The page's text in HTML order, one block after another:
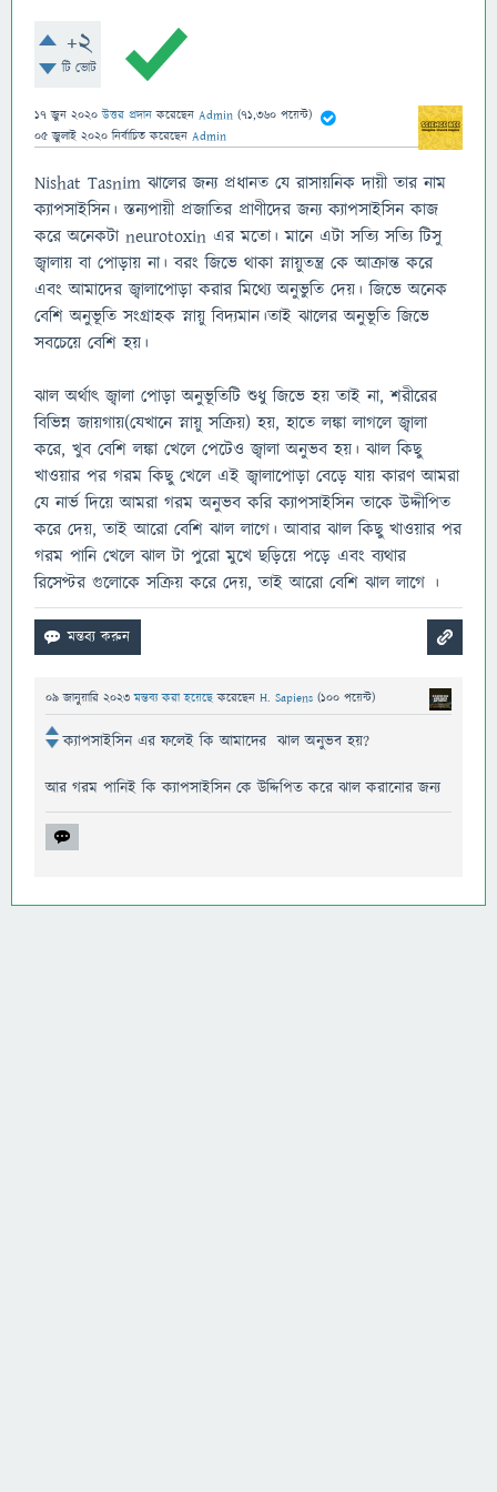
+2
টি ভোট
17 জুন 2020 উত্তর প্রদান করেছেন Admin (71,360 পয়েন্ট)
05 জুলাই 2020 নির্বাচিত করেছেন Admin
Nishat Tasnim ঝালের জন্য প্রধানত যে রাসায়নিক দায়ী তার নাম
ক্যাপসাইসিন। স্তন্যপায়ী প্রজাতির প্রাণীদের জন্য ক্যাপসাইসিন কাজ
করে অনেকটা neurotoxin এর মতো। মানে এটা সত্যি সত্যি টিসু
জ্বালায় বা পোড়ায় না। বরং জিভে থাকা স্নায়ুতন্ত্র কে আক্রান্ত করে
এবং আমাদের জ্বালাপোড়া করার মিথ্যে অনুভুতি দেয়। জিভে অনেক
বেশি অনুভূতি সংগ্রাহক স্নায়ু বিদ্যমান।তাই ঝালের অনুভূতি জিভে
সবচেয়ে বেশি হয়।
ঝাল অর্থাৎ জ্বালা পোড়া অনুভূতিটি শুধু জিভে হয় তাই না, শরীরের
বিভিন্ন জায়গায়(যেখানে স্নায়ু সক্রিয়) হয়, হাতে লঙ্কা লাগলে জ্বালা
করে, খুব বেশি লঙ্কা খেলে পেটেও জ্বালা অনুভব হয়। ঝাল কিছু
খাওয়ার পর গরম কিছু খেলে এই জ্বালাপোড়া বেড়ে যায় কারণ আমরা
যে নার্ভ দিয়ে আমরা গরম অনুভব করি ক্যাপসাইসিন তাকে উদ্দীপিত
করে দেয়, তাই আরো বেশি ঝাল লাগে। আবার ঝাল কিছু খাওয়ার পর
গরম পানি খেলে ঝাল টা পুরো মুখে ছড়িয়ে পড়ে এবং ব্যথার
রিসেপ্টর গুলোকে সক্রিয় করে দেয়, তাই আরো বেশি ঝাল লাগে ।
09 জানুয়ারি 2023 মন্তব্য করা হয়েছেকরেছেন H. Sapiens (100 পয়েন্ট)
ক্যাপসাইসিন এর ফলেই কি আমাদের ঝাল অনুভব হয়?
আর গরম পানিই কি ক্যাপসাইসিন কে উদ্দিপিত করে ঝাল করানোর জন্য